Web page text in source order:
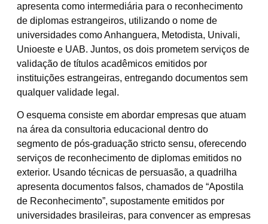
apresenta como intermediária para o reconhecimento
de diplomas estrangeiros, utilizando o nome de
universidades como Anhanguera, Metodista, Univali,
Unioeste e UAB. Juntos, os dois prometem serviços de
validação de títulos acadêmicos emitidos por
instituições estrangeiras, entregando documentos sem
qualquer validade legal.
​​O esquema consiste em abordar empresas que atuam
na área da consultoria educacional dentro do
segmento de pós-graduação stricto sensu, oferecendo
serviços de reconhecimento de diplomas emitidos no
exterior. Usando técnicas de persuasão, a quadrilha
apresenta documentos falsos, chamados de “Apostila
de Reconhecimento”, supostamente emitidos por
universidades brasileiras, para convencer as empresas